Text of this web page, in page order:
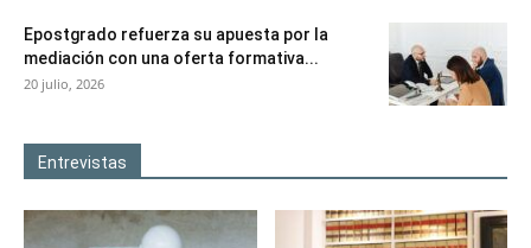
Epostgrado refuerza su apuesta por la
mediación con una oferta formativa...
20 julio, 2026
Entrevistas